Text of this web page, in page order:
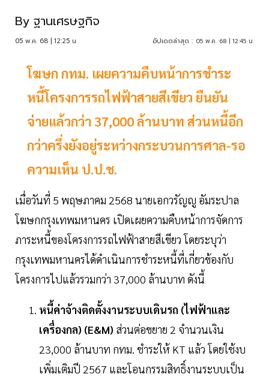
By ฐานเศรษฐกิจ
05 พ.ค. 68 | 12:25 น. อัปเดตล่าสุด : 05 พ.ค. 68 | 12:45 น.
โฆษก กทม. เผยความคืบหน้าการชำระ
หนี้โครงการรถไฟฟ้าสายสีเขียว ยืนยัน
จ่ายแล้วกว่า 37,000 ล้านบาท ส่วนหนี้อีก
กว่าครึ่งยังอยู่ระหว่างกระบวนการศาล-รอ
ความเห็น ป.ป.ช.
เมื่อวันที่ 5 พฤษภาคม 2568 นายเอกวรัญญู อัมระปาล
โฆษกกรุงเทพมหานคร เปิดเผยความคืบหน้าการจัดการ
ภาระหนี้ของโครงการรถไฟฟ้าสายสีเขียว โดยระบุว่า
กรุงเทพมหานครได้ดำเนินการชำระหนี้ที่เกี่ยวข้องกับ
โครงการไปแล้วรวมกว่า 37,000 ล้านบาท ดังนี้
หนี้ค่าจ้างติดตั้งงานระบบเดินรถ (ไฟฟ้าและ
เครื่องกล) (E&M) ส่วนต่อขยาย 2 จำนวนเงิน
23,000 ล้านบาท กทม. ชำระให้ KT แล้ว โดยใช้งบ
เพิ่มเติมปี 2567 และโอนกรรมสิทธิ์งานระบบเป็น